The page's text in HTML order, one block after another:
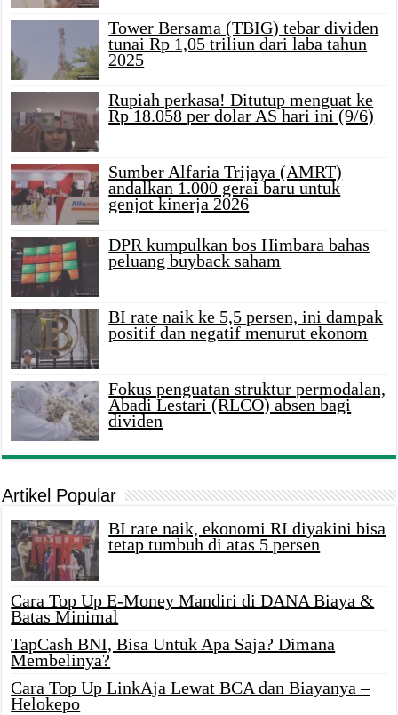
Tower Bersama (TBIG) tebar dividen
tunai Rp 1,05 triliun dari laba tahun
2025
Rupiah perkasa! Ditutup menguat ke
Rp 18.058 per dolar AS hari ini (9/6)
Sumber Alfaria Trijaya (AMRT)
andalkan 1.000 gerai baru untuk
genjot kinerja 2026
DPR kumpulkan bos Himbara bahas
peluang buyback saham
BI rate naik ke 5,5 persen, ini dampak
positif dan negatif menurut ekonom
Fokus penguatan struktur permodalan,
Abadi Lestari (RLCO) absen bagi
dividen
Artikel Popular
BI rate naik, ekonomi RI diyakini bisa
tetap tumbuh di atas 5 persen
Cara Top Up E-Money Mandiri di DANA Biaya &
Batas Minimal
TapCash BNI, Bisa Untuk Apa Saja? Dimana
Membelinya?
Cara Top Up LinkAja Lewat BCA dan Biayanya –
Helokepo